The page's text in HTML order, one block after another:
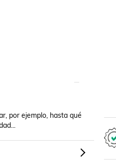
por ejemplo, hasta qué